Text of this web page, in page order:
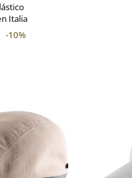
Italia
-10%